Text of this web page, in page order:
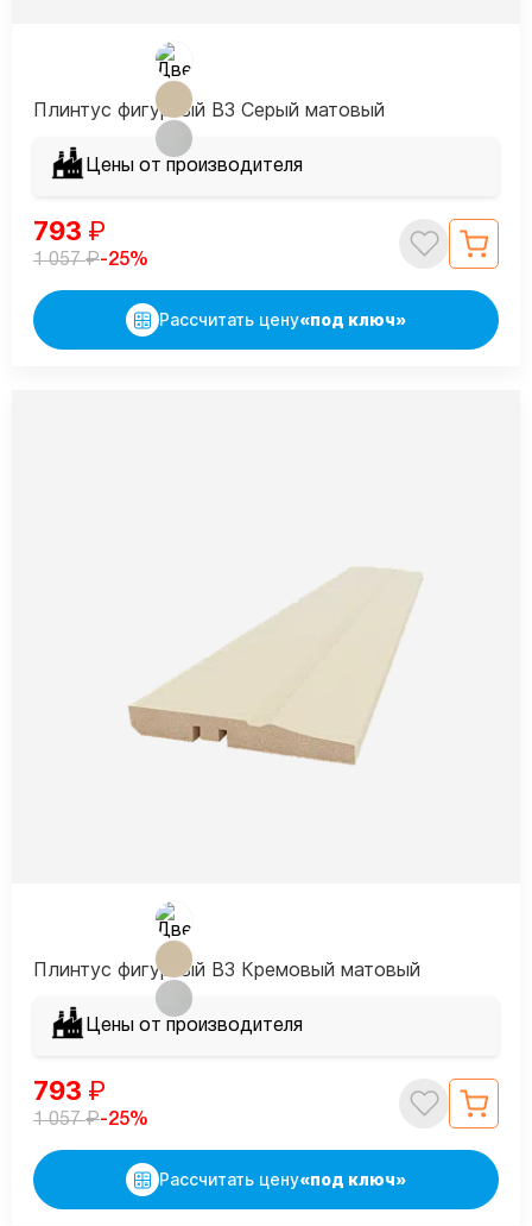
Плинтус фигурный В3 Серый матовый
Цены от производителя
793 ₽
1 057₽-25%
Рассчитать цену«под ключ»
Плинтус фигурный В3 Кремовый матовый
Цены от производителя
793 ₽
1 057₽-25%
Рассчитать цену«под ключ»